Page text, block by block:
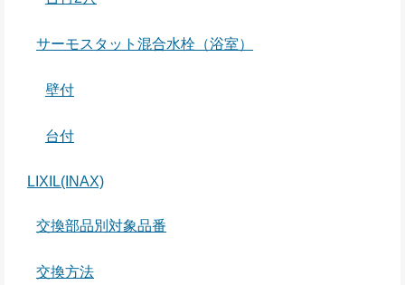
サーモスタット混合水栓（浴室）
壁付
台付
LIXIL(INAX)
交換部品別対象品番
交換方法